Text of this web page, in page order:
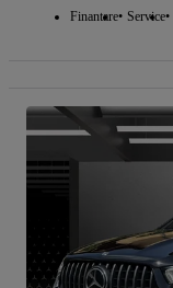
Finantare Service